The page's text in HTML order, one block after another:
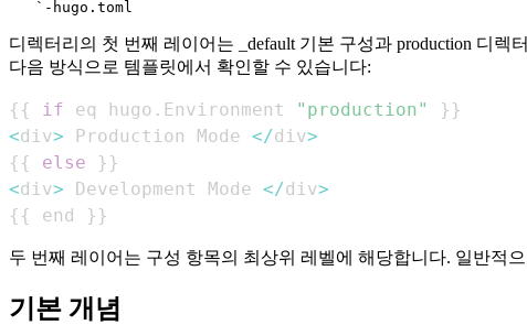
디렉터리의 첫 번째 레이어는 _default 기본 구성과 production 디렉
다음 방식으로 템플릿에서 확인할 수 있습니다:
{ { if eq hugo . Environment "production" } }
<div> Production Mode </div>
{ { else } }
<div> Development Mode </div>
{ { end } }
두 번째 레이어는 구성 항목의 최상위 레벨에 해당합니다. 일반적
기본 개념